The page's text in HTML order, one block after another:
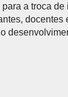
a troca